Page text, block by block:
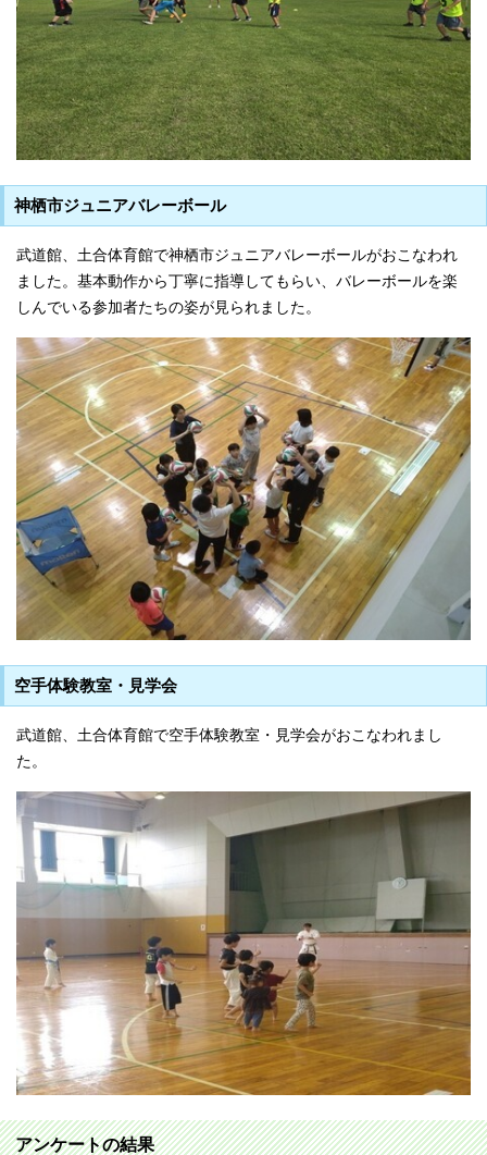
神栖市ジュニアバレーボール
武道館、土合体育館で神栖市ジュニアバレーボールがおこなわれ
ました。基本動作から丁寧に指導してもらい、バレーボールを楽
しんでいる参加者たちの姿が見られました。
空手体験教室・見学会
武道館、土合体育館で空手体験教室・見学会がおこなわれまし
た。
アンケートの結果